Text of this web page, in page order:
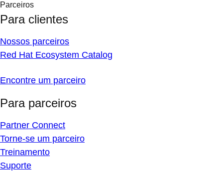
Parceiros
Para clientes
Nossos parceiros
Red Hat Ecosystem Catalog
Encontre um parceiro
Para parceiros
Partner Connect
Torne-se um parceiro
Treinamento
Suporte